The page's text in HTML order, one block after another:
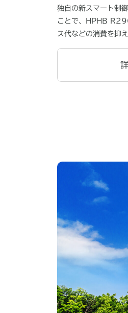
独自の新スマート制
ことで、HPHB
ス代などの消費を抑